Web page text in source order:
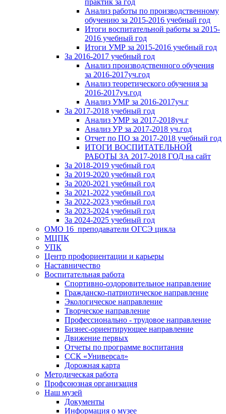
практик за год
Анализ работы по производственному
обучению за 2015-2016 учебный год
Итоги воспитательной работы за 2015-
2016 учебный год
Итоги УМР за 2015-2016 учебный год
За 2016-2017 учебный год
Анализ производственного обучения
за 2016-2017уч.год
Анализ теоретического обучения за
2016-2017уч.год
Анализ УМР за 2016-2017уч.г
За 2017-2018 учебный год
Анализ УМР за 2017-2018уч.г
Анализ УР за 2017-2018 уч.год
Отчет по ПО за 2017-2018 учебный год
ИТОГИ ВОСПИТАТЕЛЬНОЙ
РАБОТЫ ЗА 2017-2018 ГОД на сайт
За 2018-2019 учебный год
За 2019-2020 учебный год
За 2020-2021 учебный год
За 2021-2022 учебный год
За 2022-2023 учебный год
За 2023-2024 учебный год
За 2024-2025 учебный год
ОМО 16_преподаватели ОГСЭ цикла
МЦПК
УПК
Центр профориентации и карьеры
Наставничество
Воспитательная работа
Спортивно-оздоровительное направление
Гражданско-патриотическое направление
Экологическое направление
Творческое направление
Профессионально - трудовое направление
Бизнес-ориентирующее направление
Движение первых
Отчеты по программе воспитания
ССК «Универсал»
Дорожная карта
Методическая работа
Профсоюзная организация
Наш музей
Документы
Информация о музее